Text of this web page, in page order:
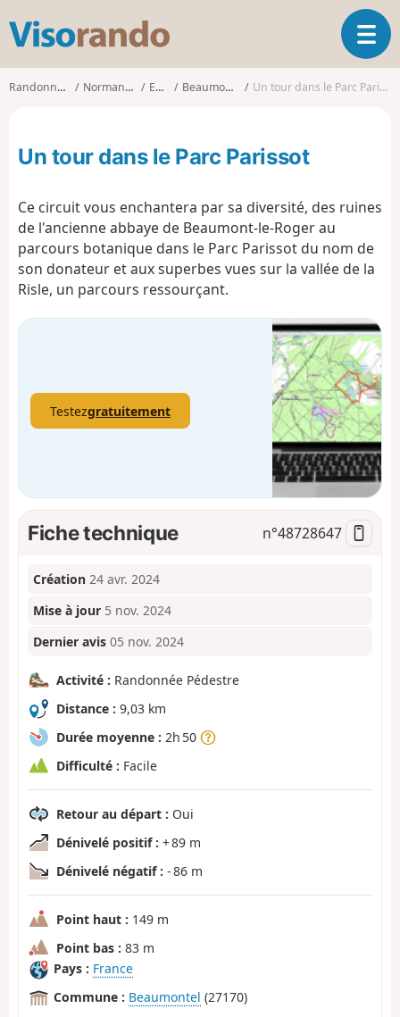
s
o
d
O
u
v
a
i
g
i
o
n
Randonnées Normandie Eure Beaumontel Un tour dans le Parc Parissot
Un tour dans le Parc Parissot
Ce circuit vous enchantera par sa diversité, des ruines
de l'ancienne abbaye de Beaumont-le-Roger au
parcours botanique dans le Parc Parissot du nom de
son donateur et aux superbes vues sur la vallée de la
Risle, un parcours ressourçant.
Testezgratuitement
Fiche technique n°48728647
Création 24 avr. 2024
Mise à jour 5 nov. 2024
Dernier avis 05 nov. 2024
Activité : Randonnée Pédestre
Distance : 9,03 km
Durée moyenne : 2h 50
Difficulté : Facile
Retour au départ : Oui
Dénivelé positif : + 89 m
Dénivelé négatif : - 86 m
Point haut : 149 m
Point bas : 83 m
Pays : France
Commune : Beaumontel (27170)